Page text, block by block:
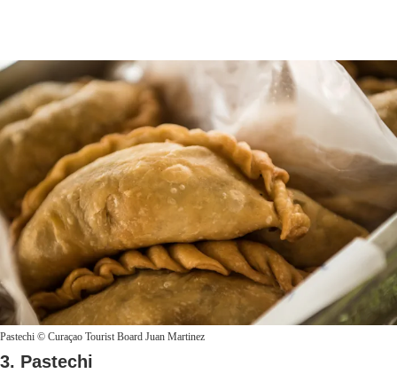
Pastechi © Curaçao Tourist Board Juan Martinez
3. Pastechi